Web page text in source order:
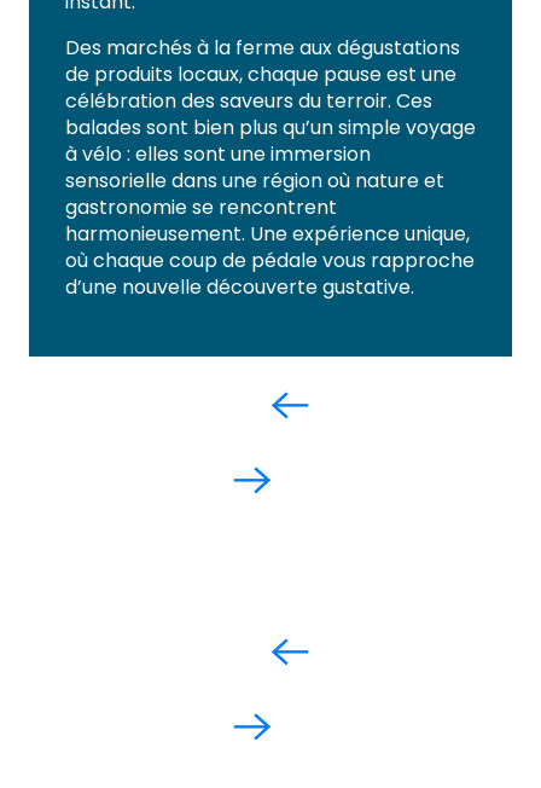
Des marchés à la ferme aux dégustations
de produits locaux, chaque pause est une
célébration des saveurs du terroir. Ces
balades sont bien plus qu’un simple voyage
à vélo : elles sont une immersion
sensorielle dans une région où nature et
gastronomie se rencontrent
harmonieusement. Une expérience unique,
où chaque coup de pédale vous rapproche
d’une nouvelle découverte gustative.